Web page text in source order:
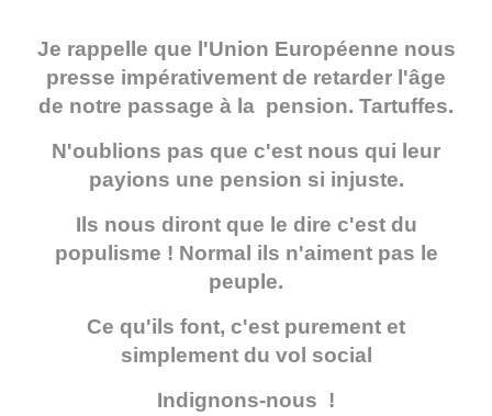
Je rappelle que l'Union Européenne nous
presse impérativement de retarder l'âge
de notre passage à la pension. Tartuffes.
N'oublions pas que c'est nous qui leur
payions une pension si injuste.
Ils nous diront que le dire c'est du
populisme ! Normal ils n'aiment pas le
peuple.
Ce qu'ils font, c'est purement et
simplement du vol social
Indignons-nous !